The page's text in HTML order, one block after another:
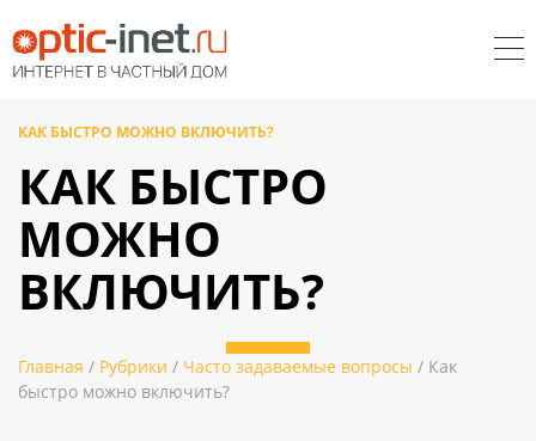
КАК БЫСТРО МОЖНО ВКЛЮЧИТЬ?
КАК БЫСТРО
МОЖНО
ВКЛЮЧИТЬ?
Главная / Рубрики / Часто задаваемые вопросы / Как
быстро можно включить?